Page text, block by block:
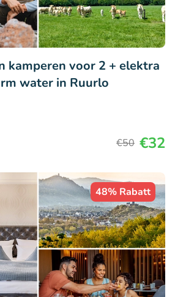
kamperen voor 2 + elektra
water in Ruurlo
€50 €32
48% Rabatt